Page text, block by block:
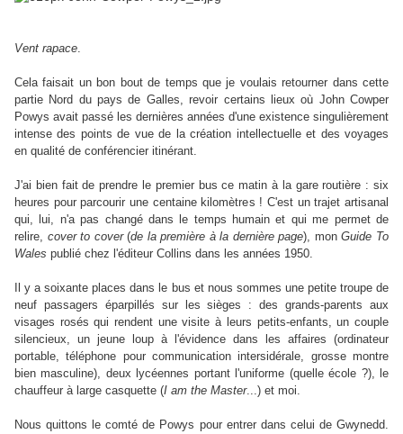
Vent rapace.
Cela faisait un bon bout de temps que je voulais retourner dans cette
partie Nord du pays de Galles, revoir certains lieux où John Cowper
Powys avait passé les dernières années d'une existence singulièrement
intense des points de vue de la création intellectuelle et des voyages
en qualité de conférencier itinérant.
J'ai bien fait de prendre le premier bus ce matin à la gare routière : six
heures pour parcourir une centaine kilomètres ! C'est un trajet artisanal
qui, lui, n'a pas changé dans le temps humain et qui me permet de
relire, cover to cover(de la première à la dernière page), monGuide To
Wales publié chez l'éditeur Collins dans les années 1950.
Il y a soixante places dans le bus et nous sommes une petite troupe de
neuf passagers éparpillés sur les sièges : des grands-parents aux
visages rosés qui rendent une visite à leurs petits-enfants, un couple
silencieux, un jeune loup à l'évidence dans les affaires (ordinateur
portable, téléphone pour communication intersidérale, grosse montre
bien masculine), deux lycéennes portant l'uniforme (quelle école ?), le
chauffeur à large casquette (I am the Master...) et moi.
Nous quittons le comté de Powys pour entrer dans celui de Gwynedd.